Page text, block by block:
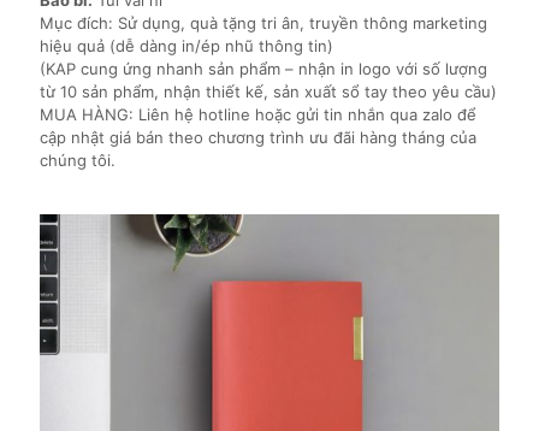
Mục đích: Sử dụng, quà tặng tri ân, truyền thông marketing
hiệu quả (dễ dàng in/ép nhũ thông tin)
(KAP cung ứng nhanh sản phẩm – nhận in logo với số lượng
từ 10 sản phẩm, nhận thiết kế, sản xuất sổ tay theo yêu cầu)
MUA HÀNG: Liên hệ hotline hoặc gửi tin nhắn qua zalo để
cập nhật giá bán theo chương trình ưu đãi hàng tháng của
chúng tôi.